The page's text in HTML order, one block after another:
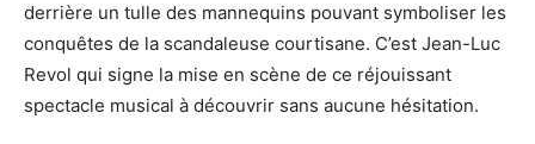
derrière un tulle des mannequins pouvant symboliser les
conquêtes de la scandaleuse courtisane. C’est Jean-Luc
Revol qui signe la mise en scène de ce réjouissant
spectacle musical à découvrir sans aucune hésitation.